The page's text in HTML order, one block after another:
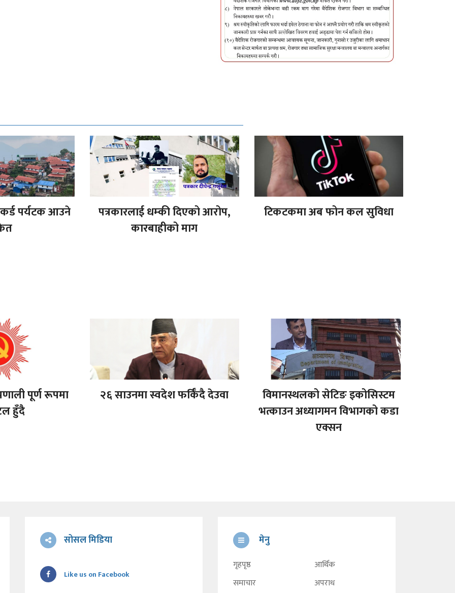
पर्यटक आउने
पत्रकारलाई धम्की दिएको आरोप,
कारबाहीको माग
टिकटकमा अब फोन कल सुविधा
पूर्ण रूपमा
हुँदै
२६ साउनमा स्वदेश फर्किँदै देउवा
विमानस्थलको सेटिङ इकोसिस्टम
भत्काउन अध्यागमन विभागको कडा
एक्सन
सोसल मिडिया
Like us on Facebook
मेनु
गृहपृष्ठ
समाचार
आर्थिक
अपराध